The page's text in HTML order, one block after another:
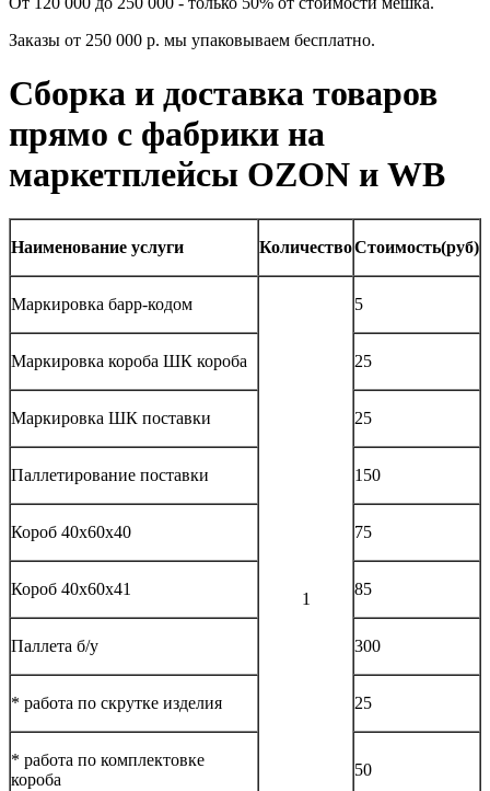
Заказы от 250 000 р. мы упаковываем бесплатно.
Сборка и доставка товаров
прямо с фабрики на
маркетплейсы OZON и WB
Наименование услуги КоличествоСтоимость(руб)
Маркировка барр-кодом
1
5
Маркировка короба ШК короба 25
Маркировка ШК поставки 25
Паллетирование поставки 150
Короб 40х60х40 75
Короб 40х60х41 85
Паллета б/у 300
* работа по скрутке изделия 25
* работа по комплектовке
короба
50